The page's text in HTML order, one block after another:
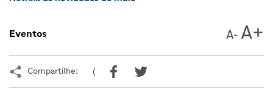
Eventos
Compartilhe: (